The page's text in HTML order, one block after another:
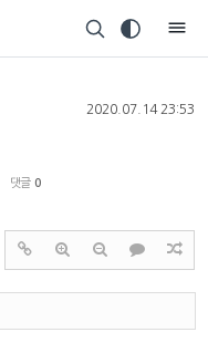
2020.07.14 23:53
댓글 0
북5
북5